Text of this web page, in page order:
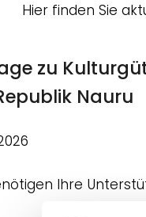
Hier finden Sie
zu
Nauru
Ihre